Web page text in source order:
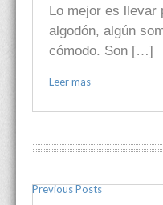
Lo mejor es llevar
algodón, algún
cómodo. Son […]
Leer mas
Previous Posts